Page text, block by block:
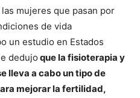
mujeres que pasan por
de vida
un estudio en Estados
dedujo que la fisioterapia y
lleva a cabo un tipo de
mejorar la fertilidad,